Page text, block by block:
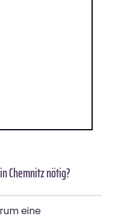
Chemnitz nötig?
eine